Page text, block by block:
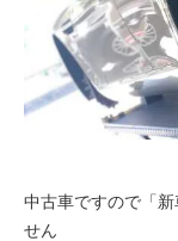
中古車ですので「
せん